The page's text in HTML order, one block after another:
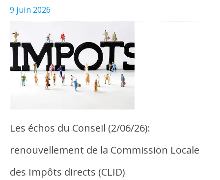
9 juin 2026
Les échos du Conseil (2/06/26):
renouvellement de la Commission Locale
des Impôts directs (CLID)